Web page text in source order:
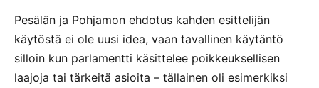
Pesälän ja Pohjamon ehdotus kahden esittelijän
käytöstä ei ole uusi idea, vaan tavallinen käytäntö
silloin kun parlamentti käsittelee poikkeuksellisen
laajoja tai tärkeitä asioita – tällainen oli esimerkiksi